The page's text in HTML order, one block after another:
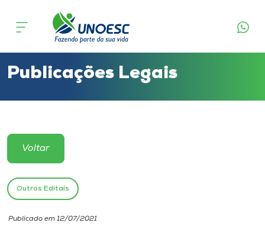
Cursos
Atendimento ao Estudante
Portal de Ensino
Unoesc
Publicações Legais
Voltar
Outros Editais
Publicado em 12/07/2021